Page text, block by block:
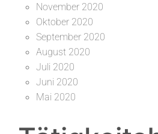
November 2020
Oktober 2020
September 2020
August 2020
Juli 2020
Juni 2020
Mai 2020